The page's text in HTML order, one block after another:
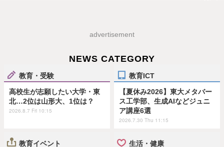
advertisement
NEWS CATEGORY
教育・受験
高校生が志願したい大学・東
北…2位は山形大、1位は？
2026.8.7 Fri 10:15
教育ICT
【夏休み2026】東大メタバー
ス工学部、生成AIなどジュニ
ア講座6選
2026.7.30 Thu 11:15
教育イベント 生活・健康